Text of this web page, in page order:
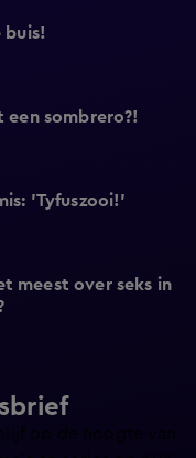
buis!
een sombrero?!
'Tyfuszooi!'
meest over seks in